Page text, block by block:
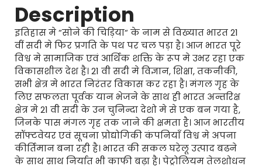
Description
इतिहास मे “सोने की चिड़िया“ के नाम से विख्यात भारत 21
वीं सदी मे फिर प्रगति के पथ पर चल पड़ा है। आज भारत पूरे
विश्व मे सामाजिक एवं आर्थिक शक्ति के रूप मे उभर रहा एक
विकासशील देश है। 21 वी सदी मे विज्ञान, शिक्षा, तकनीकी,
सभी क्षेत्र मे भारत निरंतर विकास कर रहा है। मंगल गृह के
लिए सफलता पूर्वक यान भेजने के साथ ही भारत अन्तरिक्ष
क्षेत्र मे 21 वी सदी के उन चुनिन्दा देशो मे से एक बन गया है,
जिनके पास मंगल गृह तक जाने की क्षमता है। आज भारतीय
सॉफ्टवेयर एवं सूचना प्रोद्योगिकी कंपनियाँ विश्व मे अपना
कीर्तिमान बना रही है। भारत की सकल घरेलू उत्पाद बढने
के साथ साथ निर्यात भी काफी बढ़ा है। पेट्रोलियम तेलशोधन